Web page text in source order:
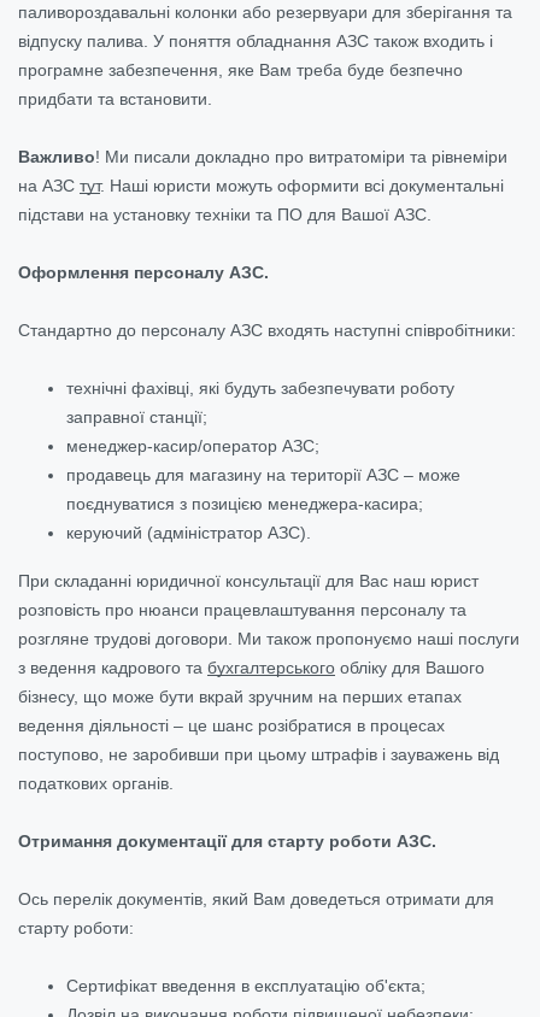
паливороздавальні колонки або резервуари для зберігання та
відпуску палива. У поняття обладнання АЗС також входить і
програмне забезпечення, яке Вам треба буде безпечно
придбати та встановити.
Важливо! Ми писали докладно про витратоміри та рівнеміри
на АЗС тут. Наші юристи можуть оформити всі документальні
підстави на установку техніки та ПО для Вашої АЗС.
Оформлення персоналу АЗС.
Стандартно до персоналу АЗС входять наступні співробітники:
технічні фахівці, які будуть забезпечувати роботу
заправної станції;
менеджер-касир/оператор АЗС;
продавець для магазину на території АЗС – може
поєднуватися з позицією менеджера-касира;
керуючий (адміністратор АЗС).
При складанні юридичної консультації для Вас наш юрист
розповість про нюанси працевлаштування персоналу та
розгляне трудові договори. Ми також пропонуємо наші послуги
з ведення кадрового та бухгалтерського обліку для Вашого
бізнесу, що може бути вкрай зручним на перших етапах
ведення діяльності – це шанс розібратися в процесах
поступово, не заробивши при цьому штрафів і зауважень від
податкових органів.
Отримання документації для старту роботи АЗС.
Ось перелік документів, який Вам доведеться отримати для
старту роботи:
Сертифікат введення в експлуатацію об'єкта;